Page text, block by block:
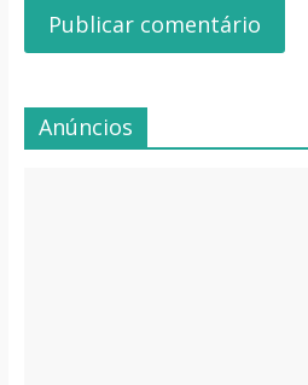
Anúncios